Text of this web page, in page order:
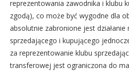
reprezentowania zawodnika i klubu
zgodą), co może być wygodne dla
absolutnie zabronione jest działanie
sprzedającego i kupującego
za reprezentowanie klubu
transferowej jest ograniczona do